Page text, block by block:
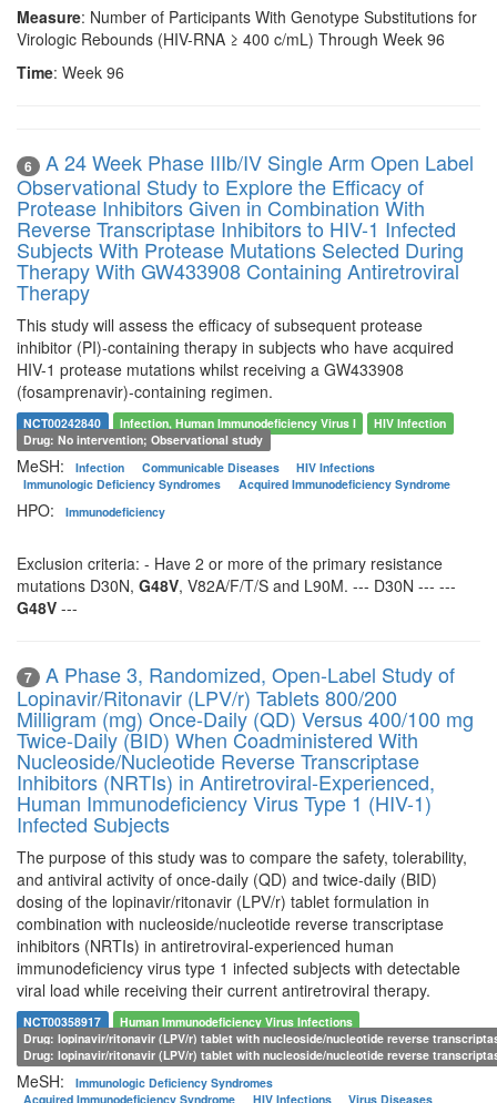
Measure: Number of Participants With Genotype Substitutions for
Virologic Rebounds (HIV-RNA ≥ 400 c/mL) Through Week 96
Time: Week 96
6
A 24 Week Phase IIIb/IV Single Arm Open Label
Observational Study to Explore the Efficacy of
Protease Inhibitors Given in Combination With
Reverse Transcriptase Inhibitors to HIV-1 Infected
Subjects With Protease Mutations Selected During
Therapy With GW433908 Containing Antiretroviral
Therapy
This study will assess the efficacy of subsequent protease
inhibitor (PI)-containing therapy in subjects who have acquired
HIV-1 protease mutations whilst receiving a GW433908
(fosamprenavir)-containing regimen.
NCT00242840 Infection, Human Immunodeficiency Virus I
HIV Infection
Drug: No intervention; Observational study
MeSH: Infection Communicable Diseases
HIV Infections
Immunologic Deficiency Syndromes
Acquired Immunodeficiency Syndrome
HPO: Immunodeficiency
Exclusion criteria: - Have 2 or more of the primary resistance
mutations D30N, G48V, V82A/F/T/S and L90M. --- D30N --- ---
G48V ---
7
A Phase 3, Randomized, Open-Label Study of
Lopinavir/Ritonavir (LPV/r) Tablets 800/200
Milligram (mg) Once-Daily (QD) Versus 400/100 mg
Twice-Daily (BID) When Coadministered With
Nucleoside/Nucleotide Reverse Transcriptase
Inhibitors (NRTIs) in Antiretroviral-Experienced,
Human Immunodeficiency Virus Type 1 (HIV-1)
Infected Subjects
The purpose of this study was to compare the safety, tolerability,
and antiviral activity of once-daily (QD) and twice-daily (BID)
dosing of the lopinavir/ritonavir (LPV/r) tablet formulation in
combination with nucleoside/nucleotide reverse transcriptase
inhibitors (NRTIs) in antiretroviral-experienced human
immunodeficiency virus type 1 infected subjects with detectable
viral load while receiving their current antiretroviral therapy.
NCT00358917
Human Immunodeficiency Virus Infections
Drug: lopinavir/ritonavir (LPV/r) tablet with nucleoside/nucleotide reverse
Drug: lopinavir/ritonavir (LPV/r) tablet with nucleoside/nucleotide reverse
MeSH:
Immunologic Deficiency Syndromes
Acquired Immunodeficiency Syndrome
HIV Infections Virus Diseases